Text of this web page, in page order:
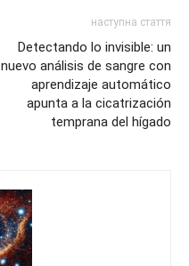
наступна стаття
Detectando lo invisible: un
nuevo análisis de sangre con
aprendizaje automático
apunta a la cicatrización
temprana del hígado